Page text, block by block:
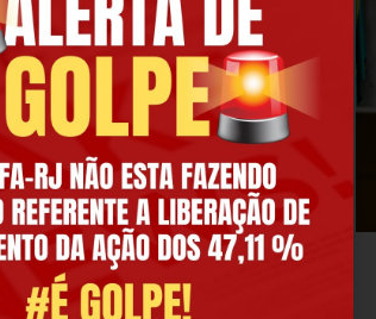
FAZENDA DIZ QUE NÃO HAVERÁ
ACIMA DA INFLAÇÃO PARA OS
FEDERAIS EM 2027